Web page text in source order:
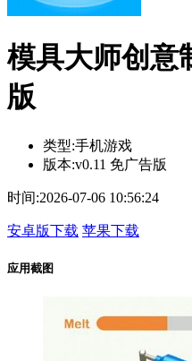
模具大师创意
版
类型:手机游戏
版本:v0.11 免广告版
时间:2026-07-06 10:56:24
安卓版下载 苹果下载
应用截图